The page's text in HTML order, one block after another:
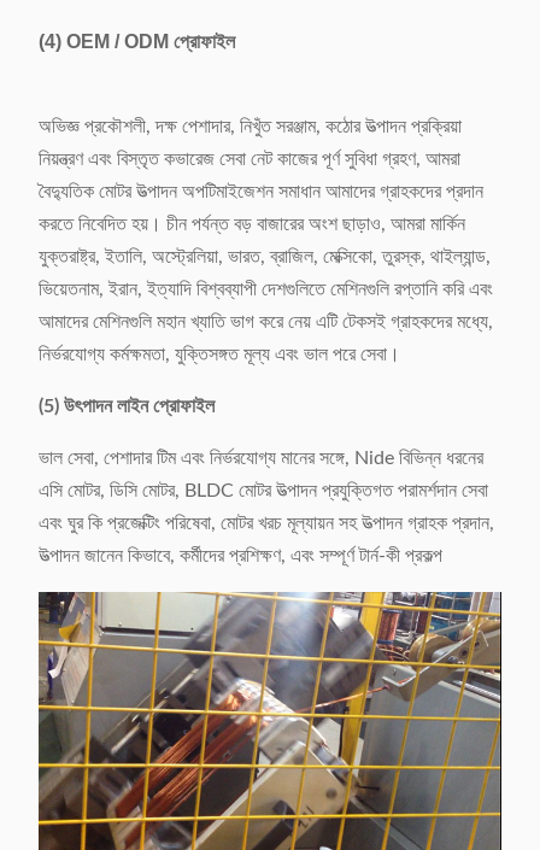
(4) OEM / ODM প্রোফাইল
অভিজ্ঞ প্রকৌশলী, দক্ষ পেশাদার, নিখুঁত সরঞ্জাম, কঠোর উত্পাদন প্রক্রিয়া
নিয়ন্ত্রণ এবং বিস্তৃত কভারেজ সেবা নেট কাজের পূর্ণ সুবিধা গ্রহণ, আমরা
বৈদ্যুতিক মোটর উত্পাদন অপটিমাইজেশন সমাধান আমাদের গ্রাহকদের প্রদান
করতে নিবেদিত হয়। চীন পর্যন্ত বড় বাজারের অংশ ছাড়াও, আমরা মার্কিন
যুক্তরাষ্ট্র, ইতালি, অস্ট্রেলিয়া, ভারত, ব্রাজিল, মেক্সিকো, তুরস্ক, থাইল্যান্ড,
ভিয়েতনাম, ইরান, ইত্যাদি বিশ্বব্যাপী দেশগুলিতে মেশিনগুলি রপ্তানি করি এবং
আমাদের মেশিনগুলি মহান খ্যাতি ভাগ করে নেয় এটি টেকসই গ্রাহকদের মধ্যে,
নির্ভরযোগ্য কর্মক্ষমতা, যুক্তিসঙ্গত মূল্য এবং ভাল পরে সেবা।
(5) উৎপাদন লাইন প্রোফাইল
ভাল সেবা, পেশাদার টিম এবং নির্ভরযোগ্য মানের সঙ্গে, Nide বিভিন্ন ধরনের
এসি মোটর, ডিসি মোটর, BLDC মোটর উত্পাদন প্রযুক্তিগত পরামর্শদান সেবা
এবং ঘুর কি প্রজেক্টিং পরিষেবা, মোটর খরচ মূল্যায়ন সহ উত্পাদন গ্রাহক প্রদান,
উত্পাদন জানেন কিভাবে, কর্মীদের প্রশিক্ষণ, এবং সম্পূর্ণ টার্ন-কী প্রকল্প